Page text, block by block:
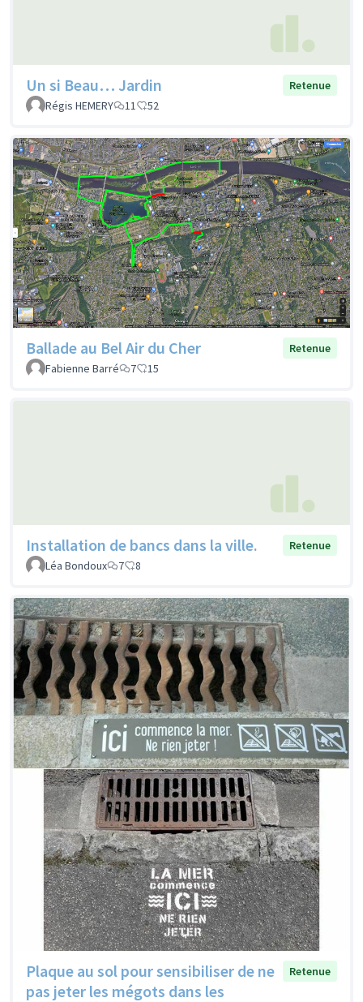
Un si Beau… Jardin
Retenue
Régis HEMERY
11 52
Ballade au Bel Air du Cher
Retenue
Fabienne Barré
7 15
Installation de bancs dans la ville.
Retenue
Léa Bondoux
7 8
Plaque au sol pour sensibiliser de ne
pas jeter les mégots dans les
Retenue